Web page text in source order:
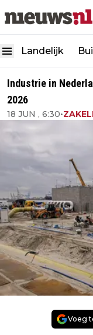
Landelijk
Industrie in
2026
18 JUN , 6:30•
Voeg